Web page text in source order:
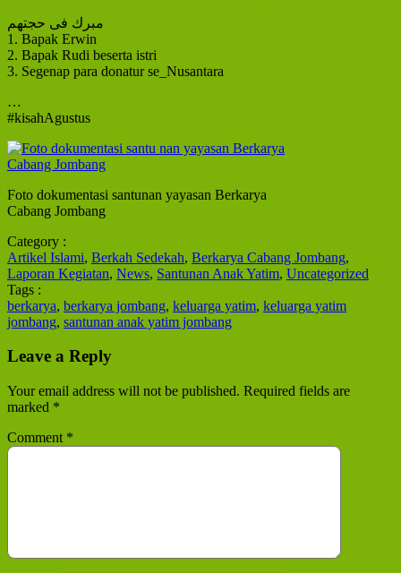
مبرك فی حجتهم
1. Bapak Erwin
2. Bapak Rudi beserta istri
3. Segenap para donatur se_Nusantara
…
#kisahAgustus
Foto dokumentasi santunan yayasan Berkarya
Cabang Jombang
Category :
Artikel Islami, Berkah Sedekah, Berkarya Cabang Jombang,
Laporan Kegiatan, News, Santunan Anak Yatim, Uncategorized
Tags :
berkarya, berkarya jombang, keluarga yatim, keluarga yatim
jombang, santunan anak yatim jombang
Leave a Reply
Your email address will not be published. Required fields are
marked *
Comment *